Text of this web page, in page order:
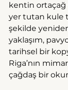
kentin
yer tutan kule
şekilde
yaklaşım,
tarihsel bir
Riga’nın
çağdaş bir